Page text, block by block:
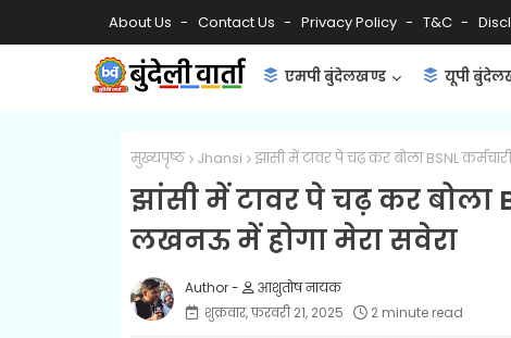
About Us Contact Us Privacy Policy T&C
एमपी बुंदेलखण्ड यूपी
मुख्यपृष्ठ Jhansi झांसी में टावर पे चढ़ कर बोला BSNL
झांसी में टावर पे चढ़ कर बोला
लखनऊ में होगा मेरा सवेरा
आशुतोष नायक
शुक्रवार, फ़रवरी 21, 2025
2 minute read